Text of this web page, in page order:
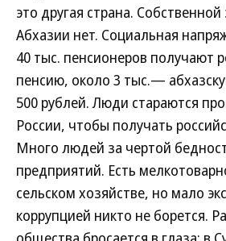
это другая страна.
Абхазии нет. Социальная
40 тыс. пенсионеров получают
пенсию, около 3 тыс.—
500 рублей. Люди стараются
России, чтобы получать
Много людей за чертой
предприятий. Есть
сельском хозяйстве, но мало
коррупцией никто не борется.